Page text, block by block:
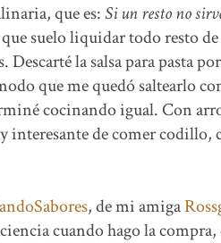
que es:Si un resto no
suelo liquidar todo resto
Descarté la salsa para pasta
que me quedó saltearlo
cocinando igual. Con
de comer codillo,
, de mi amiga
cuando hago la compra,